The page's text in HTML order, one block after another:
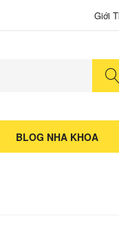
Giới
BLOG NHA KHOA